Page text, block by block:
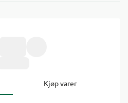
Kjøp varer